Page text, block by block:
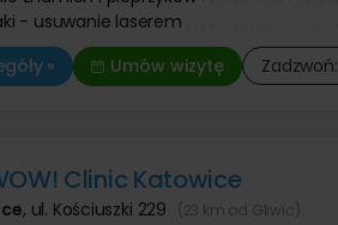
- usuwanie laserem
»
Umów wizytę Zadzwoń:
Clinic Katowice
, ul. Kościuszki 229 (23 km od Gliwic)